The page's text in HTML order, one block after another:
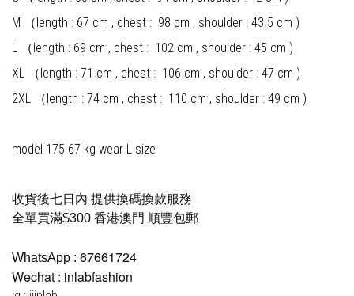
M （length : 67 cm , chest : 98 cm , shoulder : 43.5 cm )
L （length : 69 cm , chest : 102 cm , shoulder : 45 cm )
XL （length : 71 cm , chest : 106 cm , shoulder : 47 cm )
2XL （length : 74 cm , chest : 110 cm , shoulder : 49 cm )
model 175 67 kg wear L size
收貨後七日內 提供換碼換款服務
全單買滿$300 香港澳門 順豐包郵
WhatsApp : 67661724
Wechat : inlabfashion